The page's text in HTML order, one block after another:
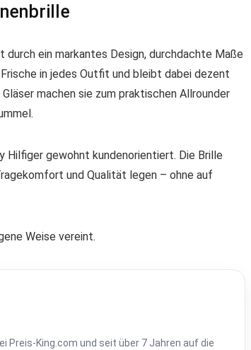
durch ein markantes Design, durchdachte Maße
in jedes Outfit und bleibt dabei dezent
machen sie zum praktischen Allrounder
Hilfiger gewohnt kundenorientiert. Die Brille
und Qualität legen – ohne auf
Weise vereint.
Preis-King.com und seit über 7 Jahren auf die